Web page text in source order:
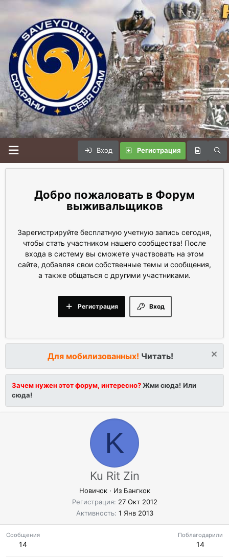
Вход Регистрация
Форум
выживальщиков
Зарегистрируйте бесплатную учетную запись сегодня,
чтобы стать участником нашего сообщества! После
входа в систему вы сможете участвовать на этом
сайте, добавляя свои собственные темы и сообщения,
а также общаться с другими участниками.
Вход
Регистрация
Для мобилизованных! Читать!
Зачем нужен этот форум, интересно?Жми сюда! Или
сюда!
K
Ku Rit Zin
Новичок · Из Бангкок
Регистрация 27 Окт 2012
Активность 1 Янв 2013
Сообщения
14
Поблагодарили
14